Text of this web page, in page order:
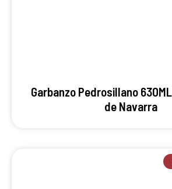
Garbanzo Pedrosillano
de Navarra